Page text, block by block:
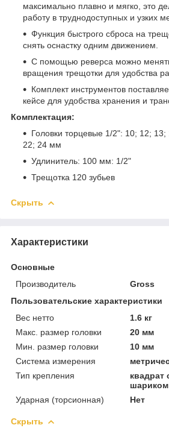
максимально плавно и мягко, это
работу в труднодоступных и узких
Функция быстрого сброса на
снять оснастку одним движением.
С помощью реверса можно
вращения трещотки для удобства
Комплект инструментов
кейсе для удобства хранения и
Комплектация:
Головки торцевые 1/2": 10; 12;
22; 24 мм
Удлинитель: 100 мм: 1/2"
Трещотка 120 зубьев
Скрыть
Характеристики
Основные
Производитель
Gross
Пользовательские характеристики
Вес нетто
1.6 кг
Макс. размер головки
20 мм
Мин. размер головки
10 мм
Система измерения
Тип крепления
квадрат
шариком
Ударная (торсионная)
Нет
Скрыть